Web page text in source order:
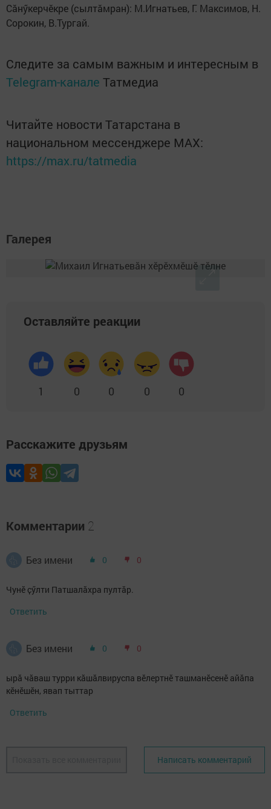
Сӑнӳкерчӗкре (сылтӑмран): М.Игнатьев, Г. Максимов, Н.
Сорокин, В.Тургай.
Следите за самым важным и интересным в
Telegram-канале Татмедиа
Читайте новости Татарстана в
национальном мессенджере MАХ:
https://max.ru/tatmedia
Галерея
Оставляйте реакции
1 0 0 0 0
Расскажите друзьям
Комментарии 2
Без имени 0 0
Чунӗ ҫӳлти Патшалӑхра пултӑр.
Ответить
Без имени 0 0
ырă чăваш турри кăшăлвируспа вĕлертнĕ ташманĕсенĕ айăпа
кĕнĕшĕн, явап тыттар
Ответить
Написать комментарий